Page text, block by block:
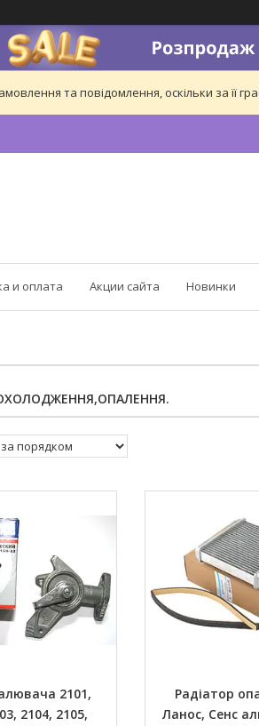
та повідомлення, оскільки за її
и оплата Акции сайта Новинки
2101,
2104, 2105,
Радіатор
Ланос, Сенс